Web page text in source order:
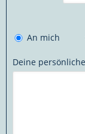
An mich
Deine